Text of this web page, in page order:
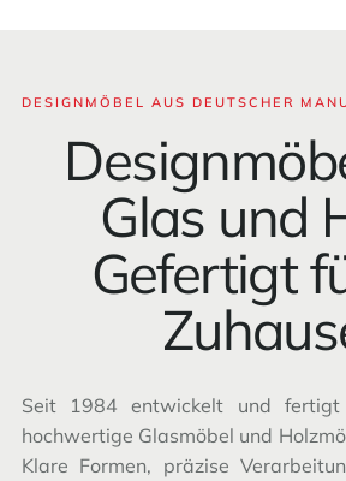
DESIGNMÖBEL AUS DEUTSCHER
Glas und
Gefertigt
Seit 1984 entwickelt und fertigt
hochwertige Glasmöbel und
Klare Formen, präzise